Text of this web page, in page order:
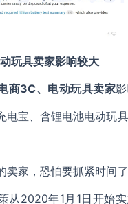
玩具卖家影响较大
商3C、电动玩具卖家
电宝、含锂电池电动玩
卖家，恐怕要抓紧时间
从2020年1月1日开始